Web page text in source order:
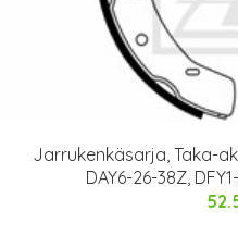
Jarrukenkäsarja, Taka-
DAY6-26-38Z,